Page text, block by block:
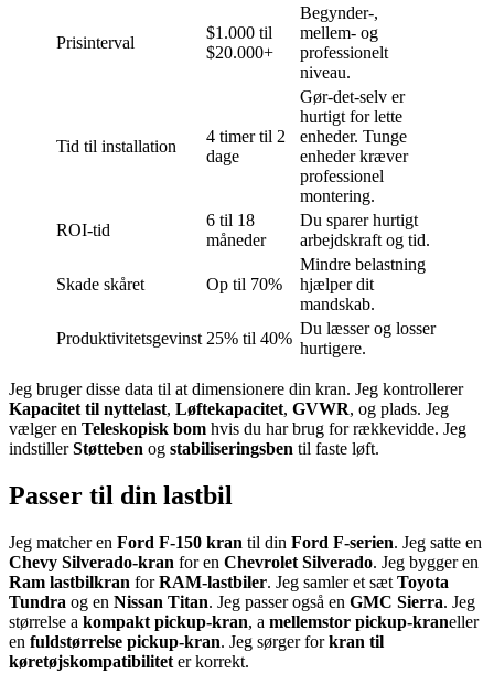
Prisinterval
$1.000 til
$20.000+
Begynder-,
mellem- og
professionelt
niveau.
Tid til installation
4 timer til 2
dage
Gør-det-selv er
hurtigt for lette
enheder. Tunge
enheder kræver
professionel
montering.
ROI-tid
6 til 18
måneder
Du sparer hurtigt
arbejdskraft og tid.
Skade skåret Op til 70%
Mindre belastning
hjælper dit
mandskab.
Produktivitetsgevinst 25% til 40%
Du læsser og losser
hurtigere.
Jeg bruger disse data til at dimensionere din kran. Jeg kontrollerer
Kapacitet til nyttelast, Løftekapacitet, GVWR, og plads. Jeg
vælger en Teleskopisk bom hvis du har brug for rækkevidde. Jeg
indstillerStøtteben og stabiliseringsben til faste løft.
Passer til din lastbil
Jeg matcher en Ford F-150 kran til din Ford F-serien. Jeg satte en
Chevy Silverado-kran for en Chevrolet Silverado. Jeg bygger en
Ram lastbilkran forRAM-lastbiler. Jeg samler et sæt Toyota
Tundra og en Nissan Titan. Jeg passer også en GMC Sierra. Jeg
størrelse a kompakt pickup-kran, a mellemstor pickup-kraneller
en fuldstørrelse pickup-kran. Jeg sørger forkran til
køretøjskompatibilitet er korrekt.